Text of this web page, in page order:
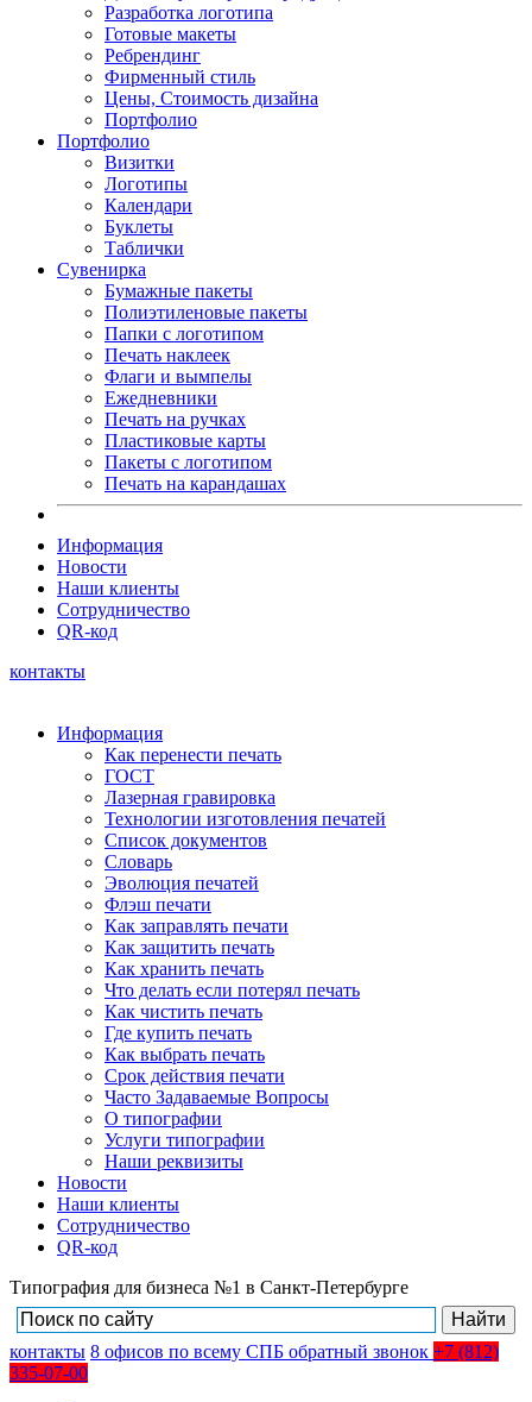
Разработка логотипа
Готовые макеты
Ребрендинг
Фирменный стиль
Цены, Стоимость дизайна
Портфолио
Портфолио
Визитки
Логотипы
Календари
Буклеты
Таблички
Сувенирка
Бумажные пакеты
Полиэтиленовые пакеты
Папки с логотипом
Печать наклеек
Флаги и вымпелы
Ежедневники
Печать на ручках
Пластиковые карты
Пакеты с логотипом
Печать на карандашах
Информация
Новости
Наши клиенты
Сотрудничество
QR-код
контакты
Информация
Как перенести печать
ГОСТ
Лазерная гравировка
Технологии изготовления печатей
Список документов
Словарь
Эволюция печатей
Флэш печати
Как заправлять печати
Как защитить печать
Как хранить печать
Что делать если потерял печать
Как чистить печать
Где купить печать
Как выбрать печать
Срок действия печати
Часто Задаваемые Вопросы
О типографии
Услуги типографии
Наши реквизиты
Новости
Наши клиенты
Сотрудничество
QR-код
Типография для бизнеса №1 в Санкт-Петербурге
контакты 8 офисов по всему СПБ обратный звонок +7 (812)
335-07-00